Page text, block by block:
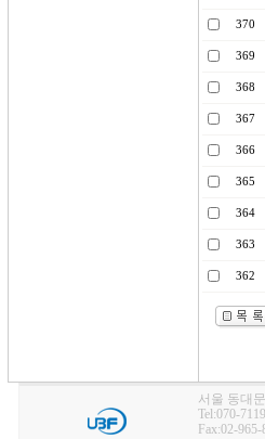
370
369
368
367
366
365
364
363
362
서울 동대
Tel:070-
Fax:02-